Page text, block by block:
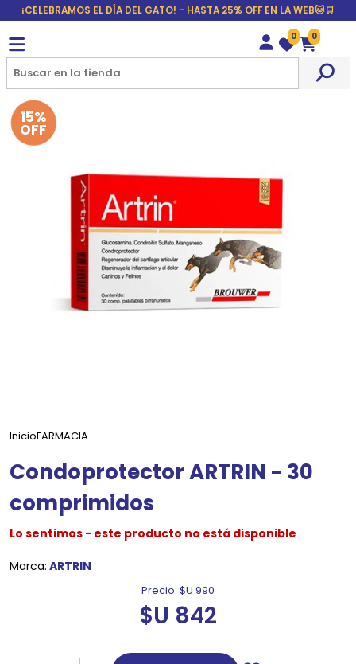
¡CELEBRAMOS EL DÍA DEL GATO! - HASTA 25% OFF EN LA WEB🐱🛒
Wishlist
0
Carrito
0
15%
OFF
InicioFARMACIA
Condoprotector ARTRIN - 30
comprimidos
Lo sentimos - este producto no está disponible
Marca: ARTRIN
Precio: $U 990
$U 842